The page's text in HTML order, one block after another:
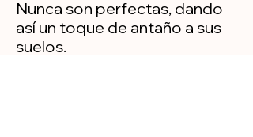
Nunca son perfectas, dando
así un toque de antaño a sus
suelos.